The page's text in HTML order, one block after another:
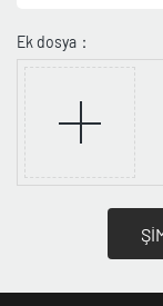
Ek dosya：